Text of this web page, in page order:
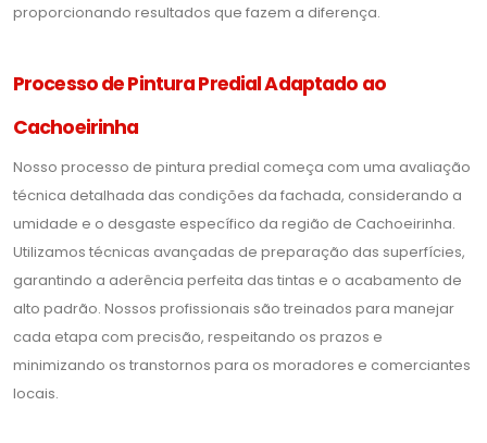
proporcionando resultados que fazem a diferença.
Processo de Pintura Predial Adaptado ao
Cachoeirinha
Nosso processo de pintura predial começa com uma avaliação
técnica detalhada das condições da fachada, considerando a
umidade e o desgaste específico da região de Cachoeirinha.
Utilizamos técnicas avançadas de preparação das superfícies,
garantindo a aderência perfeita das tintas e o acabamento de
alto padrão. Nossos profissionais são treinados para manejar
cada etapa com precisão, respeitando os prazos e
minimizando os transtornos para os moradores e comerciantes
locais.